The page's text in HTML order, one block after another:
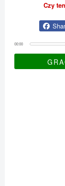
Czy
00:00